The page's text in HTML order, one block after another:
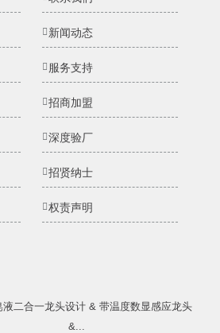
新闻动态
服务支持
招商加盟
深度验厂
招贤纳士
权责声明
液二合一龙头设计 & 带温度数显感应龙头
&...